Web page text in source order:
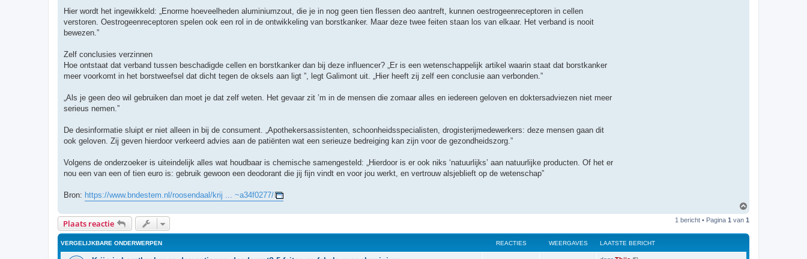
Hier wordt het ingewikkeld: „Enorme hoeveelheden aluminiumzout, die je in nog geen tien flessen deo aantreft, kunnen oestrogeenreceptoren in cellen
verstoren. Oestrogeenreceptoren spelen ook een rol in de ontwikkeling van borstkanker. Maar deze twee feiten staan los van elkaar. Het verband is nooit
bewezen.”
Zelf conclusies verzinnen
Hoe ontstaat dat verband tussen beschadigde cellen en borstkanker dan bij deze influencer? „Er is een wetenschappelijk artikel waarin staat dat borstkanker
meer voorkomt in het borstweefsel dat dicht tegen de oksels aan ligt ”, legt Galimont uit. „Hier heeft zij zelf een conclusie aan verbonden.”
„Als je geen deo wil gebruiken dan moet je dat zelf weten. Het gevaar zit ’m in de mensen die zomaar alles en iedereen geloven en doktersadviezen niet meer
serieus nemen.”
De desinformatie sluipt er niet alleen in bij de consument. „Apothekersassistenten, schoonheidsspecialisten, drogisterijmedewerkers: deze mensen gaan dit
ook geloven. Zij geven hierdoor verkeerd advies aan de patiënten wat een serieuze bedreiging kan zijn voor de gezondheidszorg.”
Volgens de onderzoeker is uiteindelijk alles wat houdbaar is chemische samengesteld: „Hierdoor is er ook niks ‘natuurlijks’ aan natuurlijke producten. Of het er
nou een van een of tien euro is: gebruik gewoon een deodorant die jij fijn vindt en voor jou werkt, en vertrouw alsjeblieft op de wetenschap”
Bron: https://www.bndestem.nl/roosendaal/krij ... ~a34f0277/
h
o
Plaats reactie 1 bericht • Pagina 1 van 1
VERGELIJKBARE ONDERWERPEN REACTIES WEERGAVES LAATSTE BERICHT